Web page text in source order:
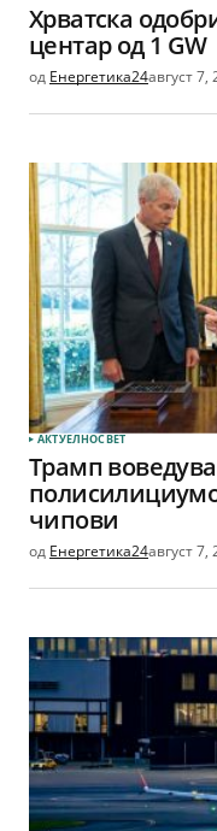
Хрватска
центар од 1 GW
од Енергетика24август 7,
АКТУЕЛНОСВЕТ
Трамп
чипови
од Енергетика24август 7,